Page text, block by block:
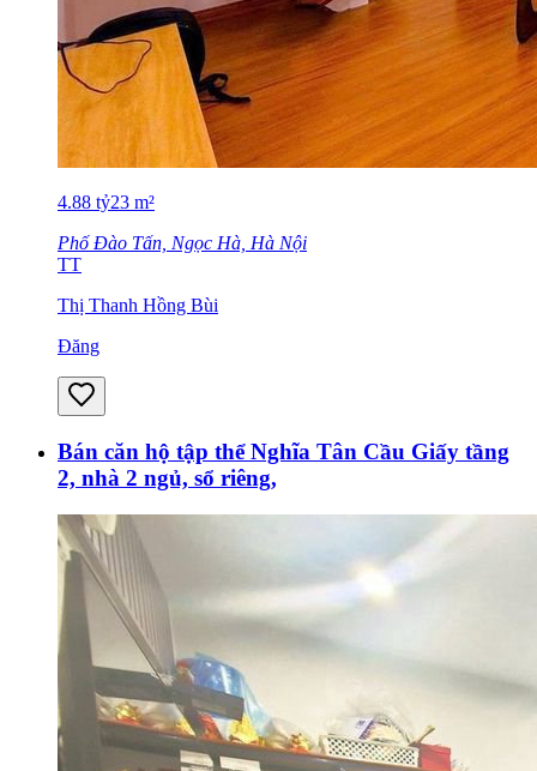
4.88 tỷ23 m²
Phố Đào Tấn, Ngọc Hà, Hà Nội
TT
Thị Thanh Hồng Bùi
Đăng
Bán căn hộ tập thể Nghĩa Tân Cầu Giấy tầng
2, nhà 2 ngủ, sổ riêng,